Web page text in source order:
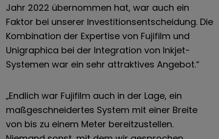
Jahr 2022 übernommen hat, war auch ein
Faktor bei unserer Investitionsentscheidung. Die
Kombination der Expertise von Fujifilm und
Unigraphica bei der Integration von Inkjet-
Systemen war ein sehr attraktives Angebot.“
„Endlich war Fujifilm auch in der Lage, ein
maßgeschneidertes System mit einer Breite
von bis zu einem Meter bereitzustellen.